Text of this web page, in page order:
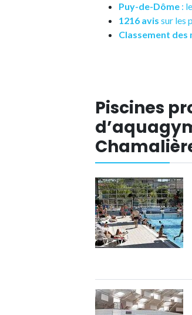
Puy-de-Dôme :
1216 avis sur les
Classement des
Piscines